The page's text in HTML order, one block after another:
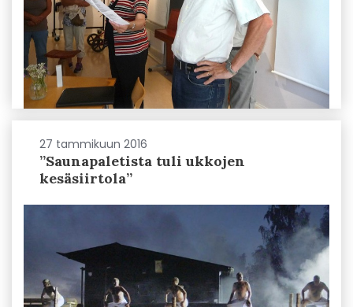
27 tammikuun 2016
”Saunapaletista tuli ukkojen
kesäsiirtola”